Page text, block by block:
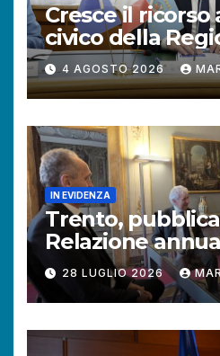
Cresce il ricorso
civico della
+121% di
2025.
4 AGOSTO 2026
IN EVIDENZA
Trento,
Relazione
Difensore civico
Provincia
28 LUGLIO 2026